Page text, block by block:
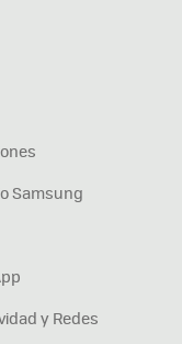
Samsung
y Redes